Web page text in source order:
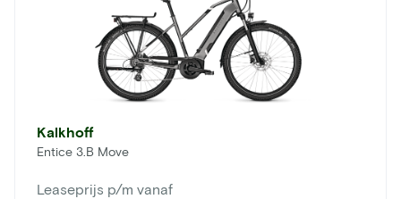
Kalkhoff
Entice 3.B Move
Leaseprijs p/m vanaf